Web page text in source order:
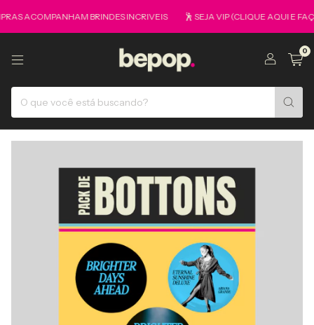
ACOMPANHAM BRINDES INCRIVEIS 🕺 SEJA VIP (CLIQUE AQUI E
0